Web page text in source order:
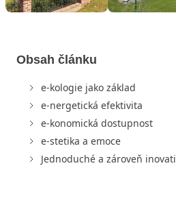
Obsah článku
e-kologie jako základ
e-nergetická efektivita
e-konomická dostupnost
e-stetika a emoce
Jednoduché a zároveň